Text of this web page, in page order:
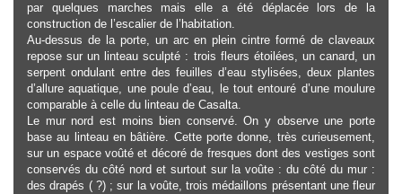
par quelques marches mais elle a été déplacée lors de la
construction de l’escalier de l’habitation.
Au-dessus de la porte, un arc en plein cintre formé de claveaux
repose sur un linteau sculpté : trois fleurs étoilées, un canard, un
serpent ondulant entre des feuilles d’eau stylisées, deux plantes
d’allure aquatique, une poule d’eau, le tout entouré d’une moulure
comparable à celle du linteau de Casalta.
Le mur nord est moins bien conservé. On y observe une porte
base au linteau en bâtière. Cette porte donne, très curieusement,
sur un espace voûté et décoré de fresques dont des vestiges sont
conservés du côté nord et surtout sur la voûte : du côté du mur :
des drapés ( ?) ; sur la voûte, trois médaillons présentant une fleur